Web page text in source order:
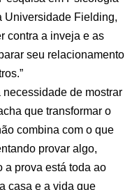
Universidade Fielding,
contra a inveja e as
seu relacionamento
de mostrar
que transformar o
combina com o que
provar algo,
a prova está toda ao
casa e a vida que